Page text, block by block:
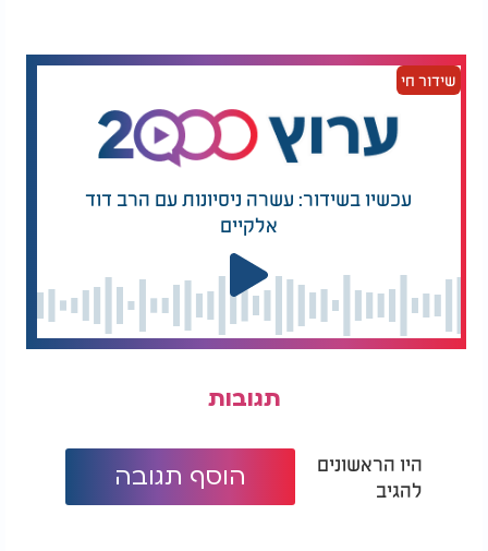
שידור חי
עכשיו בשידור: עשרה ניסיונות עם הרב דוד
אלקיים
תגובות
היו הראשונים
להגיב
הוסף תגובה